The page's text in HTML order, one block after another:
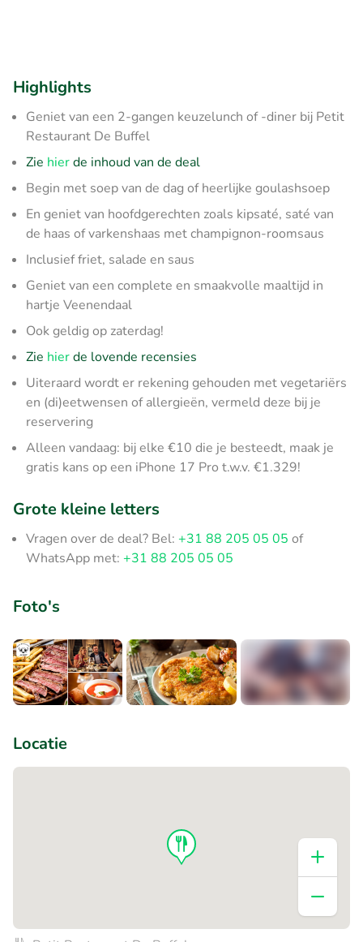
Highlights
Geniet van een 2-gangen keuzelunch of -diner bij Petit
Restaurant De Buffel
Zie hierde inhoud van de deal
Begin met soep van de dag of heerlijke goulashsoep
En geniet van hoofdgerechten zoals kipsaté, saté van
de haas of varkenshaas met champignon-roomsaus
Inclusief friet, salade en saus
Geniet van een complete en smaakvolle maaltijd in
hartje Veenendaal
Ook geldig op zaterdag!
Zie hierde lovende recensies
Uiteraard wordt er rekening gehouden met vegetariërs
en (di)eetwensen of allergieën, vermeld deze bij je
reservering
Alleen vandaag: bij elke €10 die je besteedt, maak je
gratis kans op een iPhone 17 Pro t.w.v. €1.329!
Grote kleine letters
Vragen over de deal? Bel: +31 88 205 05 05 of
WhatsApp met: +31 88 205 05 05
Foto's
Locatie